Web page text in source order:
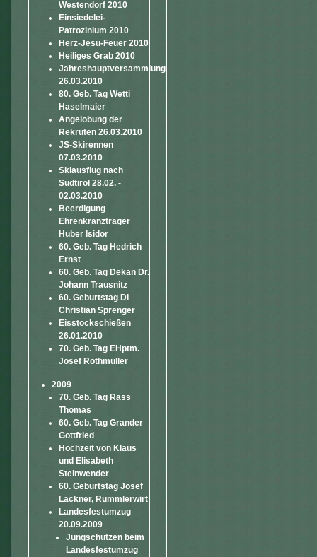
Westendorf 2010
Einsiedelei-
Patrozinium 2010
Herz-Jesu-Feuer 2010
Heiliges Grab 2010
Jahreshauptversammlung
26.03.2010
80. Geb. Tag Wetti
Haselmaier
Angelobung der
Rekruten 26.03.2010
JS-Skirennen
07.03.2010
Skiausflug nach
Südtirol 28.02. -
02.03.2010
Beerdigung
Ehrenkranzträger
Huber Isidor
60. Geb. Tag Hedrich
Ernst
60. Geb. Tag Dekan Dr.
Johann Trausnitz
60. Geburtstag DI
Christian Sprenger
Eisstockschießen
26.01.2010
70. Geb. Tag EHptm.
Josef Rothmüller
2009
70. Geb. Tag Rass
Thomas
60. Geb. Tag Grander
Gottfried
Hochzeit von Klaus
und Elisabeth
Steinwender
60. Geburtstag Josef
Lackner, Rummlerwirt
Landesfestumzug
20.09.2009
Jungschützen beim
Landesfestumzug